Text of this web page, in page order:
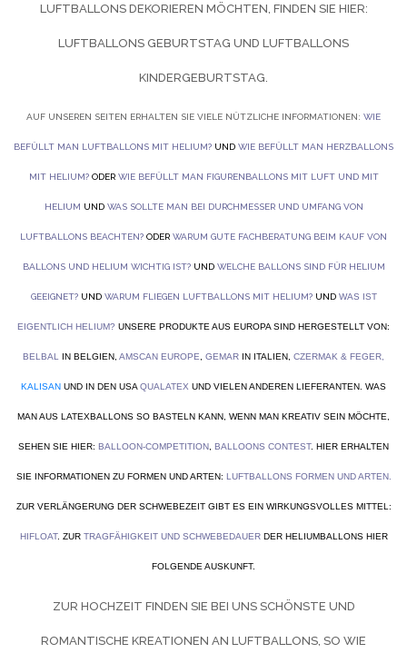
UFTBALLONS DEKORIEREN MÖCHTEN, FINDEN SIE HIER:
LUFTBALLONS GEBURTSTAG UND LUFTBALLONS
KINDERGEBURTSTAG.
AUF UNSEREN SEITEN ERHALTEN SIE VIELE NÜTZLICHE INFORMATIONEN: WIE
BEFÜLLT MAN LUFTBALLONS MIT HELIUM? UND WIE BEFÜLLT MAN HERZBALLONS
MIT HELIUM?ODER WIE BEFÜLLT MAN FIGURENBALLONS MIT LUFT UND MIT
HELIUM UND WAS SOLLTE MAN BEI DURCHMESSER UND UMFANG VON
LUFTBALLONS BEACHTEN? ODER WARUM GUTE FACHBERATUNG BEIM KAUF VON
BALLONS UND HELIUM WICHTIG IST?UND WELCHE BALLONS SIND FÜR HELIUM
GEEIGNET?UND WARUM FLIEGEN LUFTBALLONS MIT HELIUM?UND WAS IST
EIGENTLICH HELIUM? UNSERE PRODUKTE AUS EUROPA SIND HERGESTELLT VON:
BELBAL IN BELGIEN, AMSCAN EUROPE GEMAR IN ITALIEN, CZERMAK & FEGER
KALISAN UND IN DEN USA QUALATEX UND VIELEN ANDEREN LIEFERANTEN. WAS
MAN AUS LATEXBALLONS SO BASTELN KANN, WENN MAN KREATIV SEIN MÖCHTE,
SEHEN SIE HIER: BALLOON-COMPETITION BALLOONS CONTEST. HIER ERHALTEN
SIE INFORMATIONEN ZU FORMEN UND ARTEN: LUFTBALLONS FORMEN UND ARTEN.
ZUR VERLÄNGERUNG DER SCHWEBEZEIT GIBT ES EIN WIRKUNGSVOLLES MITTEL:
HIFLOAT. ZUR TRAGFÄHIGKEIT UND SCHWEBEDAUERDER HELIUMBALLONS HIER
FOLGENDE AUSKUNFT.
ZUR HOCHZEIT FINDEN SIE BEI UNS SCHÖNSTE UND
ROMANTISCHE KREATIONEN AN LUFTBALLONS, SO WIE